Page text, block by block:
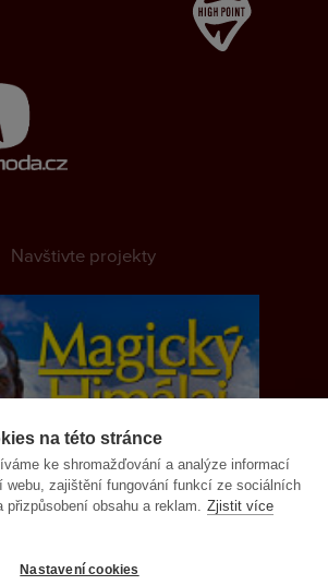
na této stránce
ke shromažďování a analýze informací
webu, zajištění fungování funkcí ze sociálních
přizpůsobení obsahu a reklam. Zjistit více
Nastavení cookies
Navštivte projekty